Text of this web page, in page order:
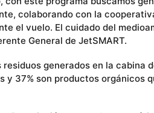
colaborando con la
el vuelo. El cuidado del
General de JetSMART.
residuos generados en la cabina
y 37% son productos orgánicos